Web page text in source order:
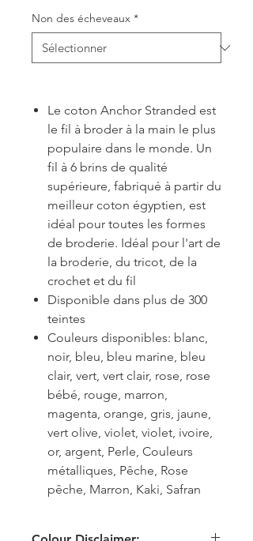
Non des écheveaux *
Le coton Anchor Stranded est
le fil à broder à la main le plus
populaire dans le monde. Un
fil à 6 brins de qualité
supérieure, fabriqué à partir du
meilleur coton égyptien, est
idéal pour toutes les formes
de broderie. Idéal pour l'art de
la broderie, du tricot, de la
crochet et du fil
Disponible dans plus de 300
teintes
Couleurs disponibles: blanc,
noir, bleu, bleu marine, bleu
clair, vert, vert clair, rose, rose
bébé, rouge, marron,
magenta, orange, gris, jaune,
vert olive, violet, violet, ivoire,
or, argent, Perle, Couleurs
métalliques, Pêche, Rose
pêche, Marron, Kaki, Safran